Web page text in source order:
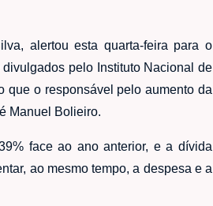
alertou esta quarta-feira para o
pelo Instituto Nacional de
que o responsável pelo aumento da
Manuel Bolieiro.
face ao ano anterior, e a dívida
ao mesmo tempo, a despesa e a